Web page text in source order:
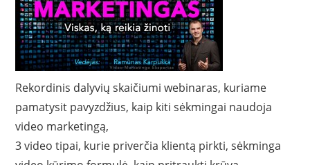
Rekordinis dalyvių skaičiumi webinaras, kuriame
pamatysit pavyzdžius, kaip kiti sėkmingai naudoja
video marketingą,
3 video tipai, kurie priverčia klientą pirkti, sėkminga